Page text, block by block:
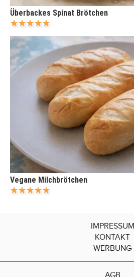
Überbackes Spinat Brötchen
Vegane Milchbrötchen
IMPRESSUM
KONTAKT
WERBUNG